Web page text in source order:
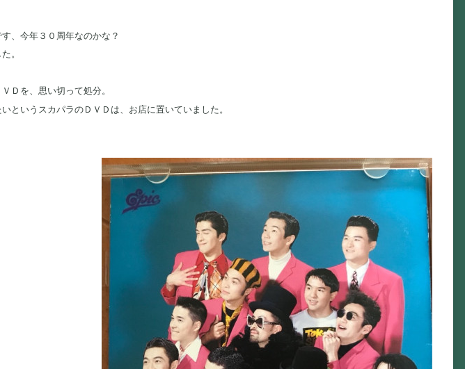
、今年３０周年なのかな？
。
Ｄを、思い切って処分。
というスカパラのＤＶＤは、お店に置いていました。